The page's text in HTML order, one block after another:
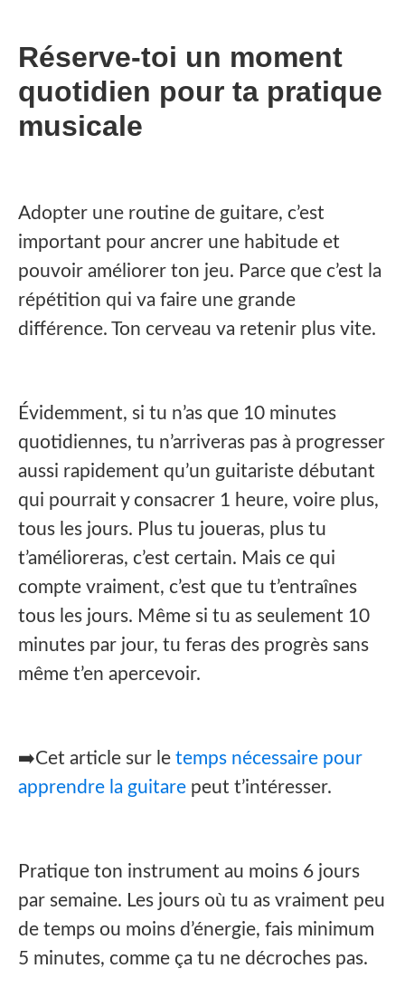
Réserve-toi un moment
quotidien pour ta pratique
musicale
Adopter une routine de guitare, c’est
important pour ancrer une habitude et
pouvoir améliorer ton jeu. Parce que c’est la
répétition qui va faire une grande
différence. Ton cerveau va retenir plus vite.
Évidemment, si tu n’as que 10 minutes
quotidiennes, tu n’arriveras pas à progresser
aussi rapidement qu’un guitariste débutant
qui pourrait y consacrer 1 heure, voire plus,
tous les jours. Plus tu joueras, plus tu
t’amélioreras, c’est certain. Mais ce qui
compte vraiment, c’est que tu t’entraînes
tous les jours. Même si tu as seulement 10
minutes par jour, tu feras des progrès sans
même t’en apercevoir.
➡️Cet article sur le temps nécessaire pour
apprendre la guitare peut t’intéresser.
Pratique ton instrument au moins 6 jours
par semaine. Les jours où tu as vraiment peu
de temps ou moins d’énergie, fais minimum
5 minutes, comme ça tu ne décroches pas.